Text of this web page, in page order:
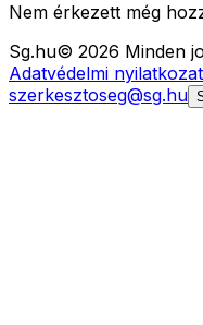
Nem érkezett még
Sg.hu© 2026 Minden
Adatvédelmi nyilatkozat
szerkesztoseg@sg.hu